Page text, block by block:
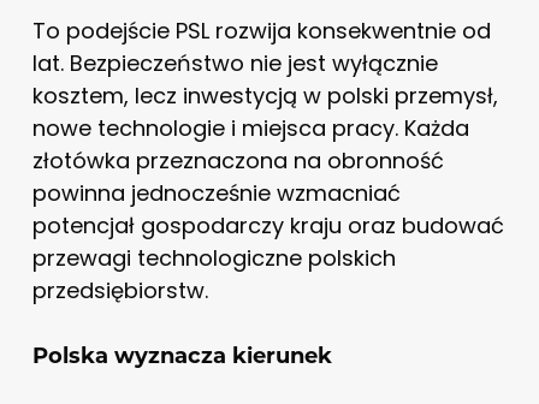
To podejście PSL rozwija konsekwentnie od
lat. Bezpieczeństwo nie jest wyłącznie
kosztem, lecz inwestycją w polski przemysł,
nowe technologie i miejsca pracy. Każda
złotówka przeznaczona na obronność
powinna jednocześnie wzmacniać
potencjał gospodarczy kraju oraz budować
przewagi technologiczne polskich
przedsiębiorstw.
Polska wyznacza kierunek